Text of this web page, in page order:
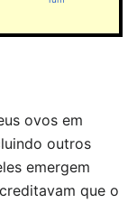
ovos em
outros
emergem
que o